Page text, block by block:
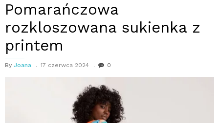
Pomarańczowa
rozkloszowana sukienka z
printem
By Joana 17 czerwca 2024 0